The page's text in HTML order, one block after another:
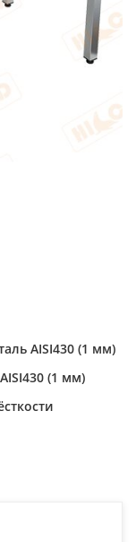
AISI430 (1 мм)
(1 мм)